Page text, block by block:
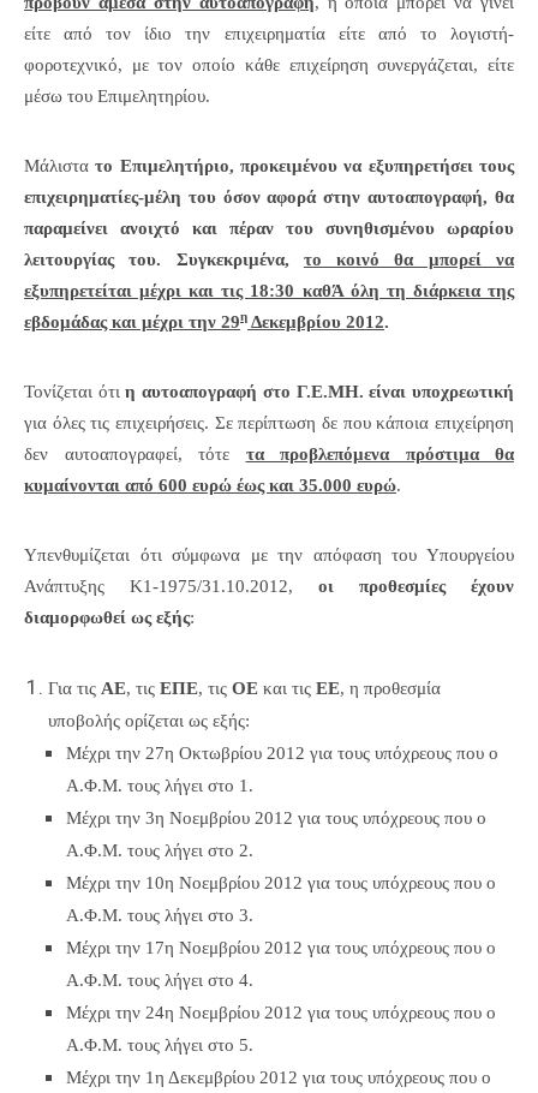
είτε από τον ίδιο την επιχειρηματία είτε από το λογιστή-
φοροτεχνικό, με τον οποίο κάθε επιχείρηση συνεργάζεται, είτε
μέσω του Επιμελητηρίου.
Μάλιστατο Επιμελητήριο, προκειμένου να εξυπηρετήσει τους
επιχειρηματίες-μέλη του όσον αφορά στην αυτοαπογραφή, θα
παραμείνει ανοιχτό και πέραν του συνηθισμένου ωραρίου
λειτουργίας του. Συγκεκριμένα, το κοινό θα μπορεί να
εξυπηρετείται μέχρι και τις 18:30 καθΆ όλη τη διάρκεια της
εβδομάδας και μέχρι την 29η Δεκεμβρίου 2012.
Τονίζεται ότιη αυτοαπογραφή στο Γ.Ε.ΜΗ. είναι υποχρεωτική
για όλες τις επιχειρήσεις. Σε περίπτωση δε που κάποια επιχείρηση
δεν αυτοαπογραφεί, τότε τα προβλεπόμενα πρόστιμα θα
κυμαίνονται από 600 ευρώ έως και 35.000 ευρώ.
Υπενθυμίζεται ότι σύμφωνα με την απόφαση του Υπουργείου
Ανάπτυξης Κ1-1975/31.10.2012, οι προθεσμίες έχουν
διαμορφωθεί ως εξής:
Για τις ΑΕ, τις ΕΠΕ, τις ΟΕ και τις ΕΕ, η προθεσμία
υποβολής ορίζεται ως εξής:
Μέχρι την 27η Οκτωβρίου 2012 για τους υπόχρεους που ο
Α.Φ.Μ. τους λήγει στο 1.
Μέχρι την 3η Νοεμβρίου 2012 για τους υπόχρεους που ο
Α.Φ.Μ. τους λήγει στο 2.
Μέχρι την 10η Νοεμβρίου 2012 για τους υπόχρεους που ο
Α.Φ.Μ. τους λήγει στο 3.
Μέχρι την 17η Νοεμβρίου 2012 για τους υπόχρεους που ο
Α.Φ.Μ. τους λήγει στο 4.
Μέχρι την 24η Νοεμβρίου 2012 για τους υπόχρεους που ο
Α.Φ.Μ. τους λήγει στο 5.
Μέχρι την 1η Δεκεμβρίου 2012 για τους υπόχρεους που ο